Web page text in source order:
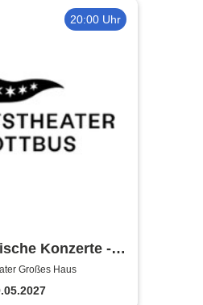
20:00 Uhr
Konzerte -
Cottbus
Großes Haus